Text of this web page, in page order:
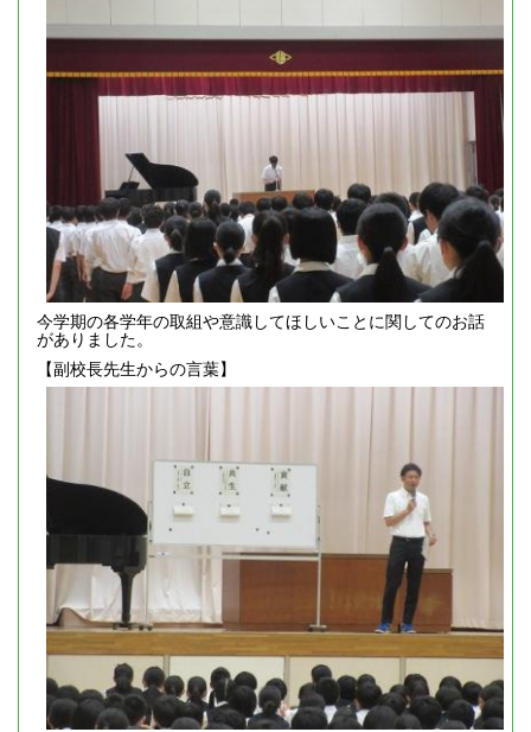
今学期の各学年の取組や意識してほしいことに関してのお話
がありました。
【副校長先生からの言葉】